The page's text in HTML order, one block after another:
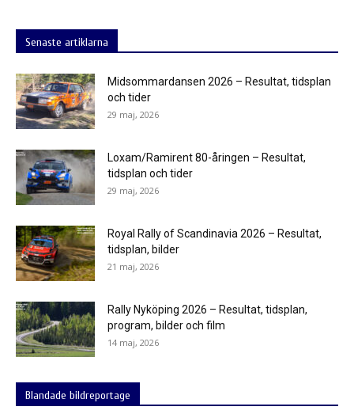
Senaste artiklarna
Midsommardansen 2026 – Resultat, tidsplan
och tider
29 maj, 2026
Loxam/Ramirent 80-åringen – Resultat,
tidsplan och tider
29 maj, 2026
Royal Rally of Scandinavia 2026 – Resultat,
tidsplan, bilder
21 maj, 2026
Rally Nyköping 2026 – Resultat, tidsplan,
program, bilder och film
14 maj, 2026
Blandade bildreportage